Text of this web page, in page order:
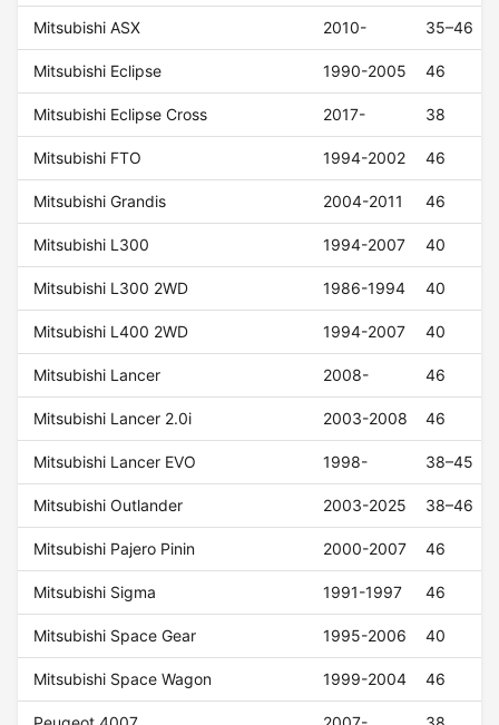
Mitsubishi ASX 2010- 35–46
Mitsubishi Eclipse 1990-2005 46
Mitsubishi Eclipse Cross 2017- 38
Mitsubishi FTO 1994-2002 46
Mitsubishi Grandis 2004-2011 46
Mitsubishi L300 1994-2007 40
Mitsubishi L300 2WD 1986-1994 40
Mitsubishi L400 2WD 1994-2007 40
Mitsubishi Lancer 2008- 46
Mitsubishi Lancer 2.0i 2003-2008 46
Mitsubishi Lancer EVO 1998- 38–45
Mitsubishi Outlander 2003-2025 38–46
Mitsubishi Pajero Pinin 2000-2007 46
Mitsubishi Sigma 1991-1997 46
Mitsubishi Space Gear 1995-2006 40
Mitsubishi Space Wagon 1999-2004 46